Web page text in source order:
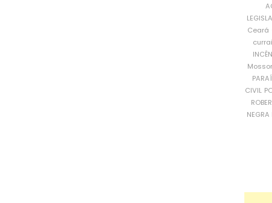
Ceará
CIVIL
NEGRA